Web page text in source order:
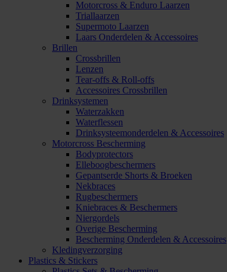
Motorcross & Enduro Laarzen
Triallaarzen
Supermoto Laarzen
Laars Onderdelen & Accessoires
Brillen
Crossbrillen
Lenzen
Tear-offs & Roll-offs
Accessoires Crossbrillen
Drinksystemen
Waterzakken
Waterflessen
Drinksysteemonderdelen & Accessoires
Motorcross Bescherming
Bodyprotectors
Elleboogbeschermers
Gepantserde Shorts & Broeken
Nekbraces
Rugbeschermers
Kniebraces & Beschermers
Niergordels
Overige Bescherming
Bescherming Onderdelen & Accessoires
Kledingverzorging
Plastics & Stickers